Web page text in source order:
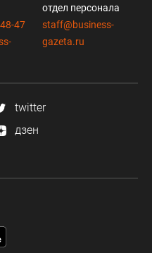
47
отдел персонала
staff@business-
gazeta.ru
twitter
дзен